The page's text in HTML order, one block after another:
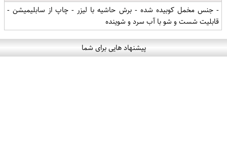
- جنس مخمل کوبیده شده - برش حاشیه با لیزر - چاپ از سابلیمیشن -
قابلیت شست و شو با آب سرد و شوینده
پیشنهاد هایی برای شما